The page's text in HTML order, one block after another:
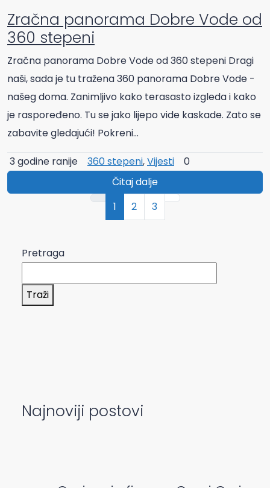
Zračna panorama Dobre Vode od
360 stepeni
Zračna panorama Dobre Vode od 360 stepeni Dragi
naši, sada je tu tražena 360 panorama Dobre Vode -
našeg doma. Zanimljivo kako terasasto izgleda i kako
je raspoređeno. Tu se jako lijepo vide kaskade. Zato se
zabavite gledajući! Pokreni...
3 godine ranije 360 stepeni,Vijesti
0
Čitaj dalje
1
2 3
Pretraga
Traži
Najnoviji postovi